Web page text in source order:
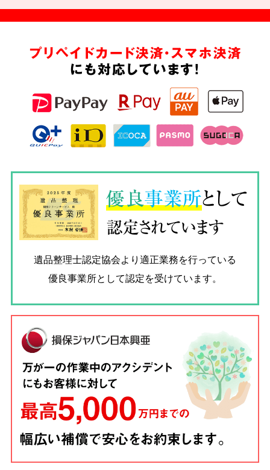
プリペイドカード決済・スマホ決済
にも対応しています!
優良事業所として
認定されています
遺品整理士認定協会より適正業務を行っている
優良事業所として認定を受けています。